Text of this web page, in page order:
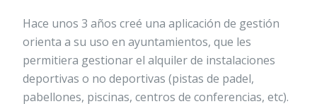
Hace unos 3 años creé una aplicación de gestión
orienta a su uso en ayuntamientos, que les
permitiera gestionar el alquiler de instalaciones
deportivas o no deportivas (pistas de padel,
pabellones, piscinas, centros de conferencias, etc).